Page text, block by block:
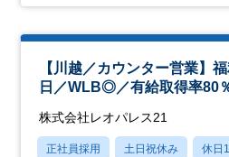
【川越／カウンター営業】
日／WLB◎／有給取得率80
株式会社レオパレス21
正社員採用 土日祝休み 休日